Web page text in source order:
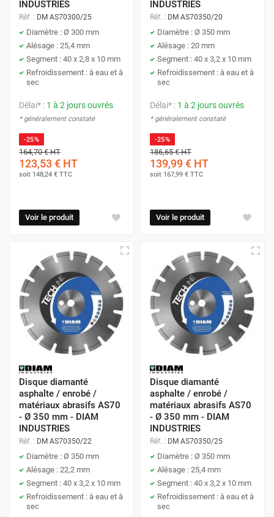
INDUSTRIES
Réf. : DM AS70300/25
Diamètre : Ø 300 mm
Alésage : 25,4 mm
Segment : 40 x 2,8 x 10 mm
Refroidissement : à eau et à
sec
Délai* : 1 à 2 jours ouvrés
* généralement constaté
-25%
164,70 €HT
123,53 € HT
soit 148,24 € TTC
Voir le produit
INDUSTRIES
Réf. : DM AS70350/20
Diamètre : Ø 350 mm
Alésage : 20 mm
Segment : 40 x 3,2 x 10 mm
Refroidissement : à eau et à
sec
Délai* : 1 à 2 jours ouvrés
* généralement constaté
-25%
186,65 €HT
139,99 € HT
soit 167,99 € TTC
Voir le produit
Disque diamanté
asphalte / enrobé /
matériaux abrasifs AS70
- Ø 350 mm - DIAM
INDUSTRIES
Réf. : DM AS70350/22
Diamètre : Ø 350 mm
Alésage : 22,2 mm
Segment : 40 x 3,2 x 10 mm
Refroidissement : à eau et à
sec
Disque diamanté
asphalte / enrobé /
matériaux abrasifs AS70
- Ø 350 mm - DIAM
INDUSTRIES
Réf. : DM AS70350/25
Diamètre : Ø 350 mm
Alésage : 25,4 mm
Segment : 40 x 3,2 x 10 mm
Refroidissement : à eau et à
sec